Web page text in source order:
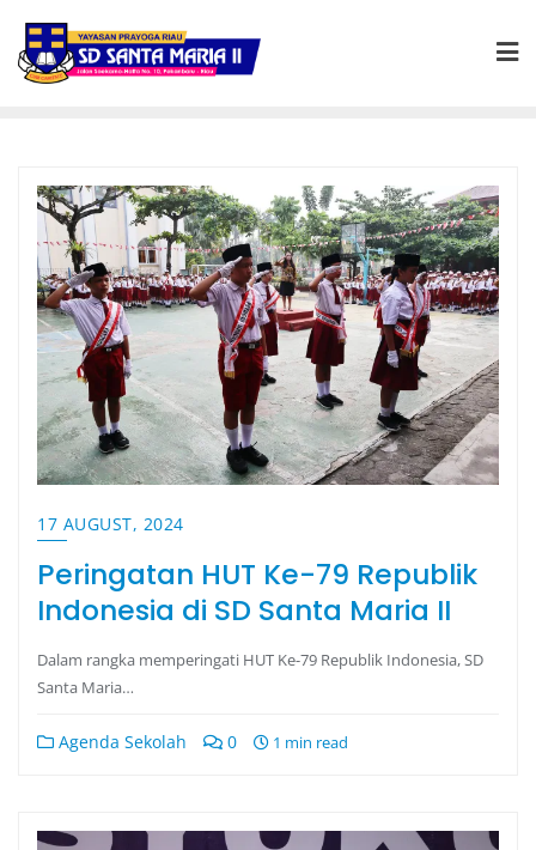
17 AUGUST, 2024
Peringatan HUT Ke-79 Republik
Indonesia di SD Santa Maria II
Dalam rangka memperingati HUT Ke-79 Republik Indonesia, SD
Santa Maria…
Agenda Sekolah 0 1 min read